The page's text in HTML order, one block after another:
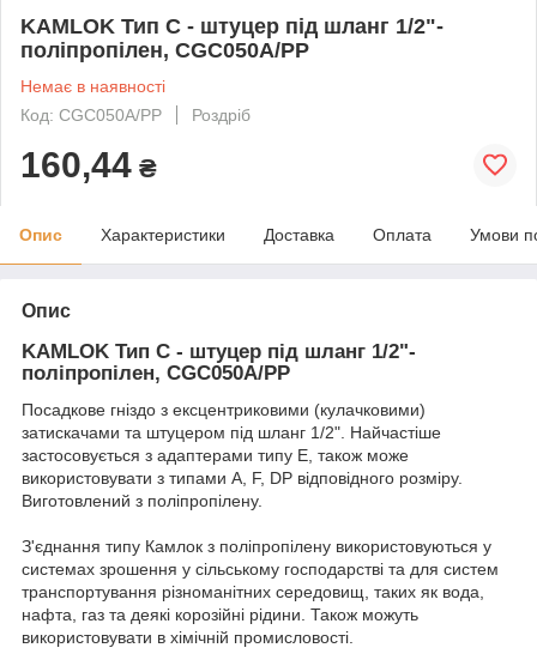
KAMLOK Тип C - штуцер під шланг 1/2"-
поліпропілен, CGC050A/PP
Немає в наявності
Код: CGC050A/PP
Роздріб
160,44 ₴
Опис Характеристики Доставка Оплата Умови
Опис
KAMLOK Тип C - штуцер під шланг 1/2"-
поліпропілен, CGC050A/PP
Посадкове гніздо з ексцентриковими (кулачковими)
затискачами та штуцером під шланг 1/2". Найчастіше
застосовується з адаптерами типу E, також може
використовувати з типами A, F, DP відповідного розміру.
Виготовлений з поліпропілену.
З'єднання типу Камлок з поліпропілену використовуються у
системах зрошення у сільському господарстві та для систем
транспортування різноманітних середовищ, таких як вода,
нафта, газ та деякі корозійні рідини. Також можуть
використовувати в хімічній промисловості.